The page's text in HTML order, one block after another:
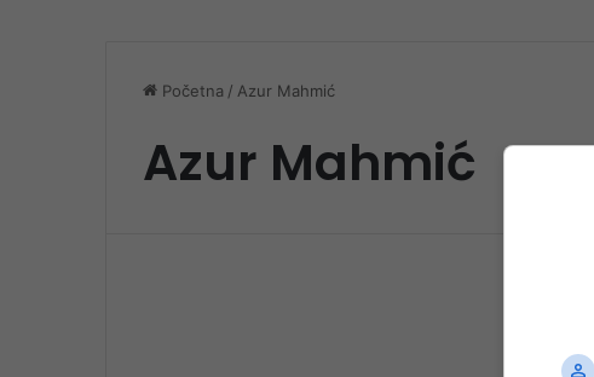
Početna / Azur Mahmić
Azur Mahmić